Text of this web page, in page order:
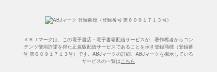
ＡＢＪマークは、この電子書店・電子書籍配信サービスが、著作権者からコン
テンツ使用許諾を得た正規版配信サービスであることを示す登録商標（登録番
号 第６０９１７１３号）です。ABJマークの詳細、ABJマークを掲示している
サービスの一覧はこちら